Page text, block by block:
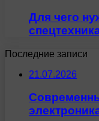
Для чего
Последние записи
21.07.2026